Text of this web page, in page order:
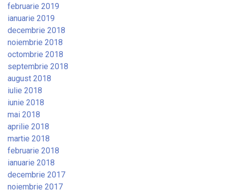
februarie 2019
ianuarie 2019
decembrie 2018
noiembrie 2018
octombrie 2018
septembrie 2018
august 2018
iulie 2018
iunie 2018
mai 2018
aprilie 2018
martie 2018
februarie 2018
ianuarie 2018
decembrie 2017
noiembrie 2017